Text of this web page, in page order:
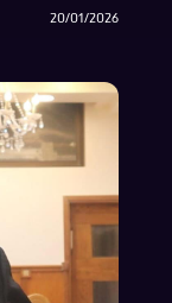
20/01/2026